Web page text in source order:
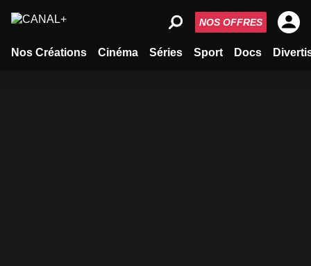
Nos Créations Cinéma Séries Sport Docs
NOS OFFRES